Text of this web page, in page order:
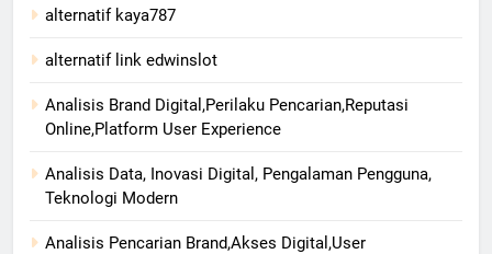
alternatif kaya787
alternatif link edwinslot
Analisis Brand Digital,Perilaku Pencarian,Reputasi
Online,Platform User Experience
Analisis Data, Inovasi Digital, Pengalaman Pengguna,
Teknologi Modern
Analisis Pencarian Brand,Akses Digital,User